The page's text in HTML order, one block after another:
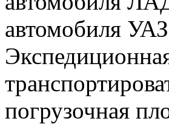
автомобиля
погрузочная